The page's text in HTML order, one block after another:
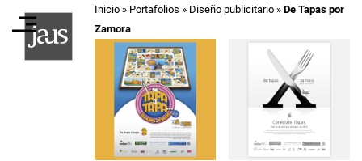
Inicio» Portafolios » Diseño publicitario» De Tapas por
Zamora